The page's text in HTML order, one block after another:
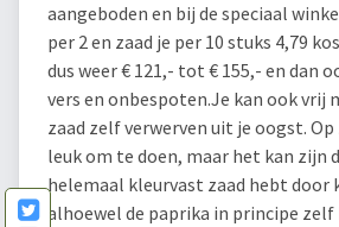
aangeboden en bij de speciaal
per 2 en zaad je per 10 stuks 4,79
dus weer € 121,- tot € 155,- en dan
vers en onbespoten.Je kan ook vrij
zaad zelf verwerven uit je oogst.
leuk om te doen, maar het kan zijn
helemaal kleurvast zaad hebt door
alhoewel de paprika in principe zelf